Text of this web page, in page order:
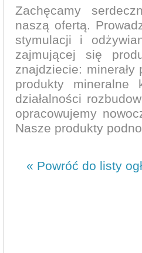
Zachęcamy
naszą ofertą.
stymulacji i
zajmującej się
znajdziecie:
produkty mineralne
działalności
opracowujemy
Nasze produkty
« Powróć do listy